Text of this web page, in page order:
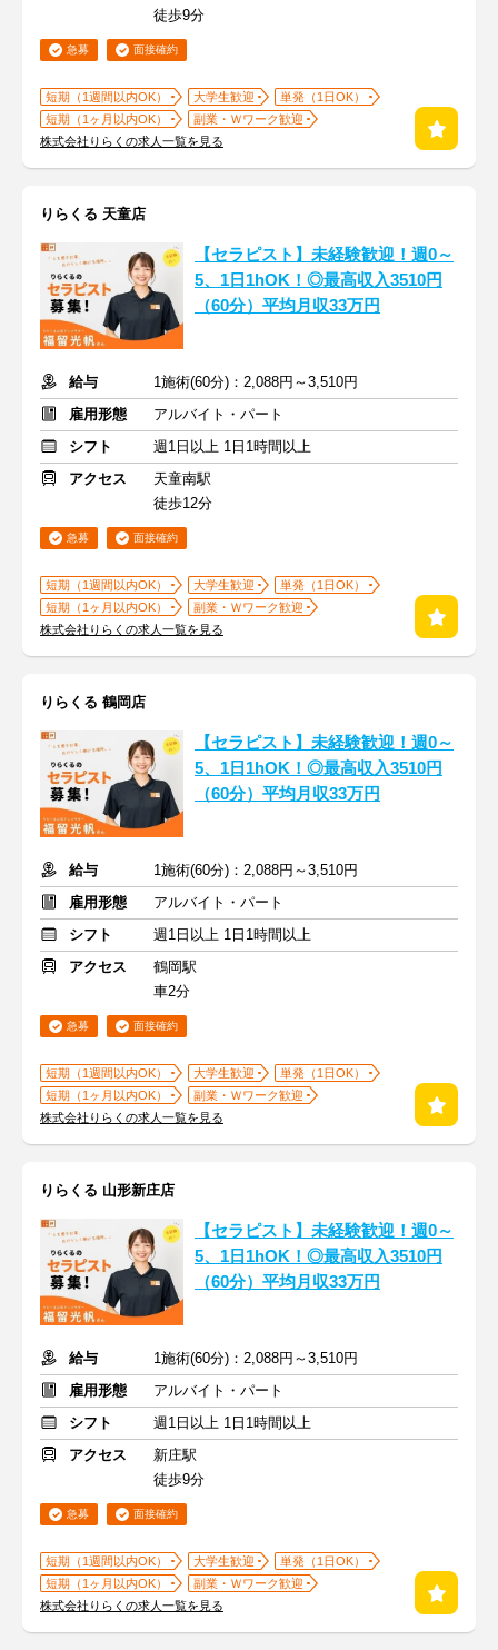
徒歩9分
急募 面接確約
短期（1週間以内OK） 大学生歓迎
単発（1日OK）
短期（1ヶ月以内OK）
副業・Ｗワーク歓迎
株式会社りらくの求人一覧を見る
りらくる 天童店
【セラピスト】未経験歓迎！週0～
5、1日1hOK！◎最高収入3510円
（60分）平均月収33万円
給与
1施術(60分)：2,088円～3,510円
雇用形態
アルバイト・パート
シフト
週1日以上 1日1時間以上
アクセス
天童南駅
徒歩12分
急募 面接確約
短期（1週間以内OK） 大学生歓迎
単発（1日OK）
短期（1ヶ月以内OK）
副業・Ｗワーク歓迎
株式会社りらくの求人一覧を見る
りらくる 鶴岡店
【セラピスト】未経験歓迎！週0～
5、1日1hOK！◎最高収入3510円
（60分）平均月収33万円
給与
1施術(60分)：2,088円～3,510円
雇用形態
アルバイト・パート
シフト
週1日以上 1日1時間以上
アクセス
鶴岡駅
車2分
急募 面接確約
短期（1週間以内OK） 大学生歓迎
単発（1日OK）
短期（1ヶ月以内OK）
副業・Ｗワーク歓迎
株式会社りらくの求人一覧を見る
りらくる 山形新庄店
【セラピスト】未経験歓迎！週0～
5、1日1hOK！◎最高収入3510円
（60分）平均月収33万円
給与
1施術(60分)：2,088円～3,510円
雇用形態
アルバイト・パート
シフト
週1日以上 1日1時間以上
アクセス
新庄駅
徒歩9分
急募 面接確約
短期（1週間以内OK） 大学生歓迎
単発（1日OK）
短期（1ヶ月以内OK）
副業・Ｗワーク歓迎
株式会社りらくの求人一覧を見る